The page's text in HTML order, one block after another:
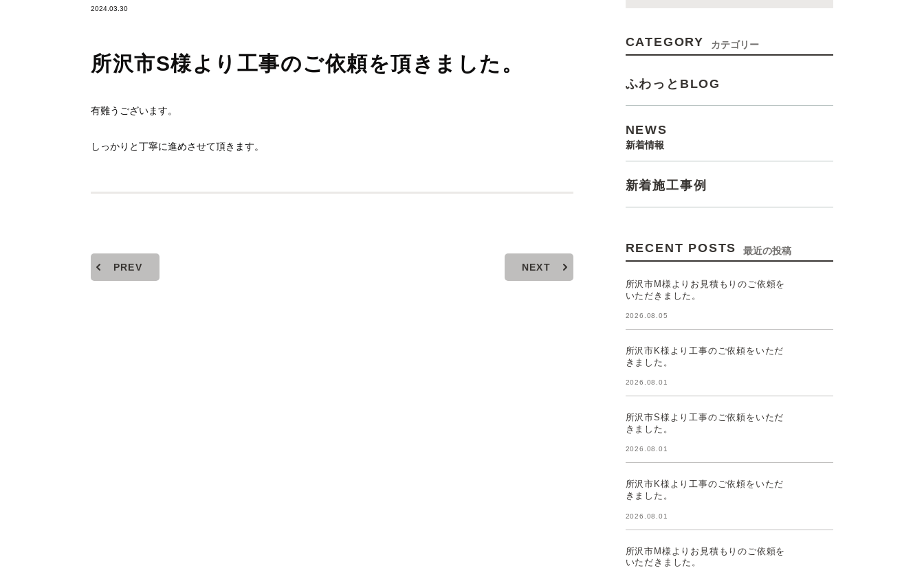
2024.03.30
所沢市S様より工事のご依頼を頂きました。
有難うございます。
しっかりと丁寧に進めさせて頂きます。
PREV NEXT
CATEGORY カテゴリー
ふわっとBLOG
NEWS
新着情報
新着施工事例
RECENT POSTS 最近の投稿
所沢市M様よりお見積もりのご依頼を
いただきました。
2026.08.05
所沢市K様より工事のご依頼をいただ
きました。
2026.08.01
所沢市S様より工事のご依頼をいただ
きました。
2026.08.01
所沢市K様より工事のご依頼をいただ
きました。
2026.08.01
所沢市M様よりお見積もりのご依頼を
いただきました。